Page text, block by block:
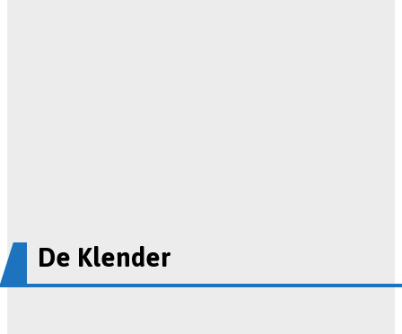
De Klender